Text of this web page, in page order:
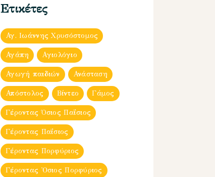
Ετικέτες
Αγ. Ιωάννης Χρυσόστομος
Αγάπη Αγιολόγιο
Αγωγή παιδιών Ανάσταση
Απόστολος Βίντεο Γάμος
Γέροντας Όσιος Παΐσιος
Γέροντας Παΐσιος
Γέροντας Πορφύριος
Γέροντας Ὀσιος Πορφύριος